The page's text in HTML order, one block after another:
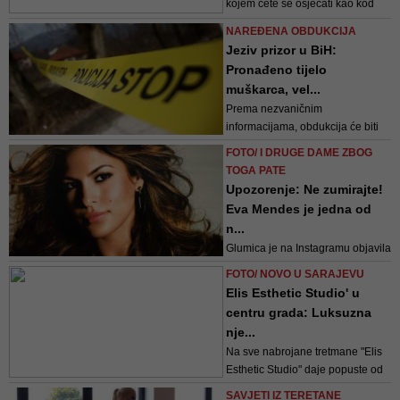
kojem ćete se osjećati kao kod
Esthetic Studio je mjesto za Vas
NAREĐENA OBDUKCIJA
Jeziv prizor u BiH:
Pronađeno tijelo
muškarca, vel...
Prema nezvaničnim
informacijama, obdukcija će biti
FOTO/ I DRUGE DAME ZBOG
TOGA PATE
Upozorenje: Ne zumirajte!
Eva Mendes je jedna od
n...
Glumica je na Instagramu objavila
FOTO/ NOVO U SARAJEVU
Elis Esthetic Studio' u
centru grada: Luksuzna
nje...
Na sve nabrojane tretmane "Elis
Esthetic Studio" daje popuste od
SAVJETI IZ TERETANE